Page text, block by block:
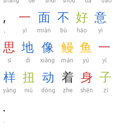
,
,
一
yī
面
miàn
不
bù
好
hǎo
意
yì
思
sī
地
dì
像
xiàng
鳗
mán
鱼
yú
一
yī
样
yàng
扭
niǔ
动
dòng
着
zhe
身
shēn
子
zǐ
.
.